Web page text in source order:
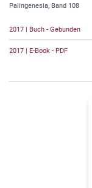
Palingenesia, Band 108
2017 | Buch - Gebunden
2017 | E-Book - PDF